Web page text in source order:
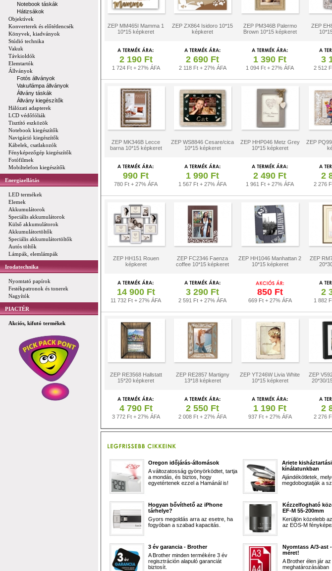
Notebook táskák
Hátizsákok
Objektívek
Konverterek és előtétlencsék
Könyvek, kiadványok
Stúdió technika
Vakuk
Távkioldók
Elemtartók
Állványok
Fotós állványok
Vaku/lámpa állványok
Állvány táskák
Állvány kiegészítők
Hálózati adapterek
LCD védőfóliák
Tisztító eszközök
Notebook kiegészítők
Navigáció kiegészítők
Kábelek, csatlakozók
Fényképezőgép kiegészítők
Fotófilmek
Mobiltelefon kiegészítők
Energiaellátás
LED termékek
Elemek
Akkumulátorok
Speciális akkumulátorok
Külső akkumulátorok
Akkumulátortöltők
Speciális akkumulátortöltők
Autós töltők
Lámpák, elemlámpák
Irodatechnika
Nyomtató papírok
Festékpatronok és tonerek
Nagyítók
PIACTÉR
Akciós, kifutó termékek
ZEP MM465I Mamma 1
10*15 képkeret
ZEP ZX864 Isidoro 10*15
képkeret
ZEP PM346B Palermo
Brown 10*15 képkeret
ZEP
2 190 Ft
1 724 Ft + 27% ÁFA
2 690 Ft
2 118 Ft + 27% ÁFA
1 390 Ft
1 094 Ft + 27% ÁFA
3
2 512
ZEP MK346B Lecce
barna 10*15 képkeret
ZEP WS8846 Cesare/cica
10*15 képkeret
ZEP HHP046 Metz Grey
10*15 képkeret
ZEP
990 Ft
780 Ft + 27% ÁFA
1 990 Ft
1 567 Ft + 27% ÁFA
2 490 Ft
1 961 Ft + 27% ÁFA
2
2 276
ZEP HH151 Rouen
képkeret
ZEP FC2346 Faenza
coffee 10*15 képkeret
ZEP HH1046 Manhattan 2
10*15 képkeret
ZEP
14 900 Ft
11 732 Ft + 27% ÁFA
3 290 Ft
2 591 Ft + 27% ÁFA
850 Ft
669 Ft + 27% ÁFA
2
1 882
ZEP RE3568 Hallstatt
15*20 képkeret
ZEP RE2857 Martigny
13*18 képkeret
ZEP YT246W Livia White
10*15 képkeret
ZEP
20*30/
4 790 Ft
3 772 Ft + 27% ÁFA
2 550 Ft
2 008 Ft + 27% ÁFA
1 190 Ft
937 Ft + 27% ÁFA
2
2 276
Oregon időjárás-állomások
A változatosság gyönyörködtet, tartja
a mondás, és biztos, hogy
egyetértenek ezzel a Hamánál is!
Ariete
kínálatunkban
Ajándékötletek,
megdobogtatják a
Hogyan bővíthető az iPhone
tárhelye?
Gyors megoldás arra az esetre, ha
fogyóban a szabad kapacitás.
Kézzelfogható
EF-M 55-200mm
Kerüljön közelebb
az EOS-M
3 év garancia - Brother
A Brother minden termékére 3 év
regisztráción alapuló garanciát
biztosít.
Nyomtass A/3-ast
méret!
A Brother élen jár
meghatározásában